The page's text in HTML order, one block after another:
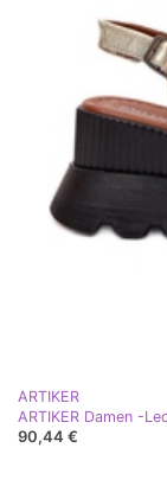
ARTIKER
90,44 €